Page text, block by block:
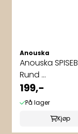
Anouska
Anouska
Rund ...
199,-
På lager
Kjøp